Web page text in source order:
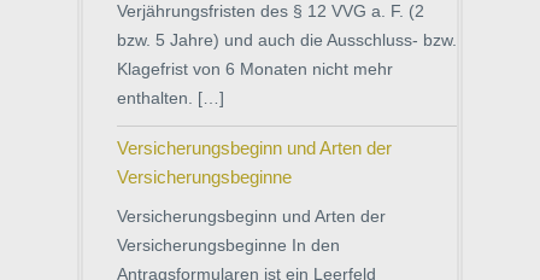
Verjährungsfristen des § 12 VVG a. F. (2
bzw. 5 Jahre) und auch die Ausschluss- bzw.
Klagefrist von 6 Monaten nicht mehr
enthalten. […]
Versicherungsbeginn und Arten der
Versicherungsbeginne
Versicherungsbeginn und Arten der
Versicherungsbeginne In den
Antragsformularen ist ein Leerfeld